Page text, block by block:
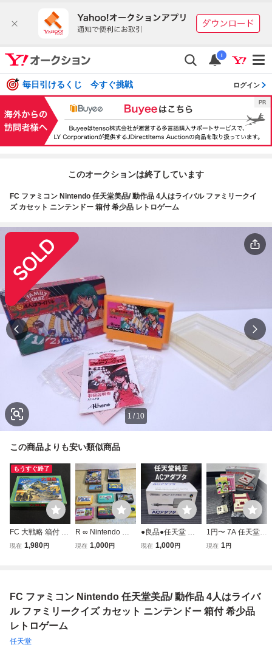
i
毎日引けるくじ 今すぐ挑戦 ログイン
このオークションは終了しています
FC ファミコン Nintendo 任天堂美品/ 動作品 4人はライバル ファミリークイ
ズ カセット ニンテンドー 箱付 希少品 レトロゲーム
1 / 10
この商品よりも安い類似商品
もうすぐ終了
FC 大戦略 箱付 取
説付 ファミコンソ
現在 1,980円
R ∞ Nintendo 任
天堂 ファミコン
ロゲーム 10本
セット ②
現在 1,000円
●良品●任天堂 純
正 ファミコン・ス
TENDO 当時物 レ
トロゲーム●
現在 1,000円
1円〜 7A 任天堂
ファミリーコンピ
コレクション 動作
未確認 82
現在 1円
FC ファミコン Nintendo 任天堂美品/ 動作品 4人はライバ
ル ファミリークイズ カセット ニンテンドー 箱付 希少品
レトロゲーム
任天堂